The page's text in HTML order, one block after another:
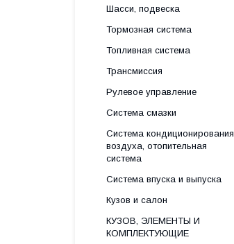
Шасси, подвеска
Тормозная система
Топливная система
Трансмиссия
Рулевое управление
Система смазки
Система кондиционирования
воздуха, отопительная
система
Система впуска и выпуска
Кузов и салон
КУЗОВ, ЭЛЕМЕНТЫ И
КОМПЛЕКТУЮЩИЕ